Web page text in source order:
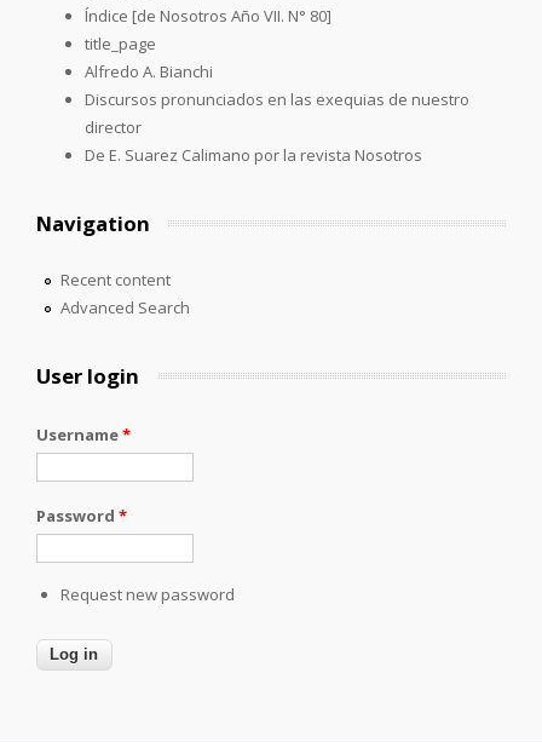
Índice [de Nosotros Año VII. N° 80]
title_page
Alfredo A. Bianchi
Discursos pronunciados en las exequias de nuestro
director
De E. Suarez Calimano por la revista Nosotros
Navigation
Recent content
Advanced Search
User login
Username*
Password *
Request new password